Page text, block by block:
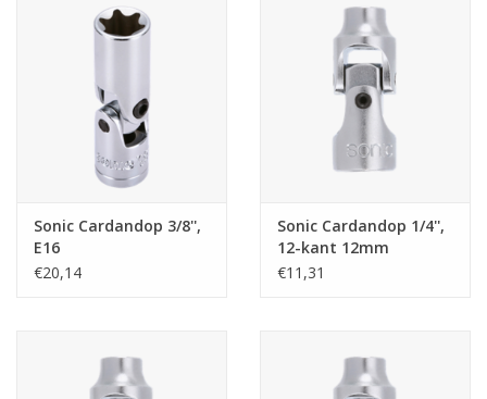
Sonic Cardandop 3/8'',
E16
€20,14
Sonic Cardandop 1/4'',
12-kant 12mm
€11,31